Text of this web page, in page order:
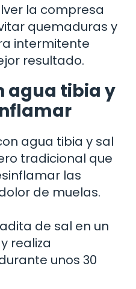
la compresa
quemaduras y
intermitente
resultado.
agua tibia y
agua tibia y sal
tradicional que
las
de muelas.
de sal en un
realiza
unos 30